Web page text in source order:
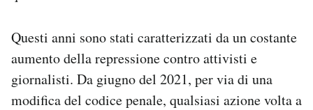
Questi anni sono stati caratterizzati da un costante
aumento della repressione contro attivisti e
giornalisti. Da giugno del 2021, per via di una
modifica del codice penale, qualsiasi azione volta a